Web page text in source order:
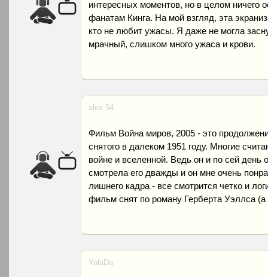
интересных моментов, но в целом ничего
фанатам Кинга. На мой взгляд, эта
кто не любит ужасы. Я даже не могла
мрачный, слишком много ужаса и крови.
alex 54
Фильм Война миров, 2005 - это
снятого в далеком 1951 году. Многие
войне и вселенной. Ведь он и по сей
смотрела его дважды и он мне очень
лишнего кадра - все смотрится четко и
фильм снят по роману Герберта Уэллса (а
YulaDa